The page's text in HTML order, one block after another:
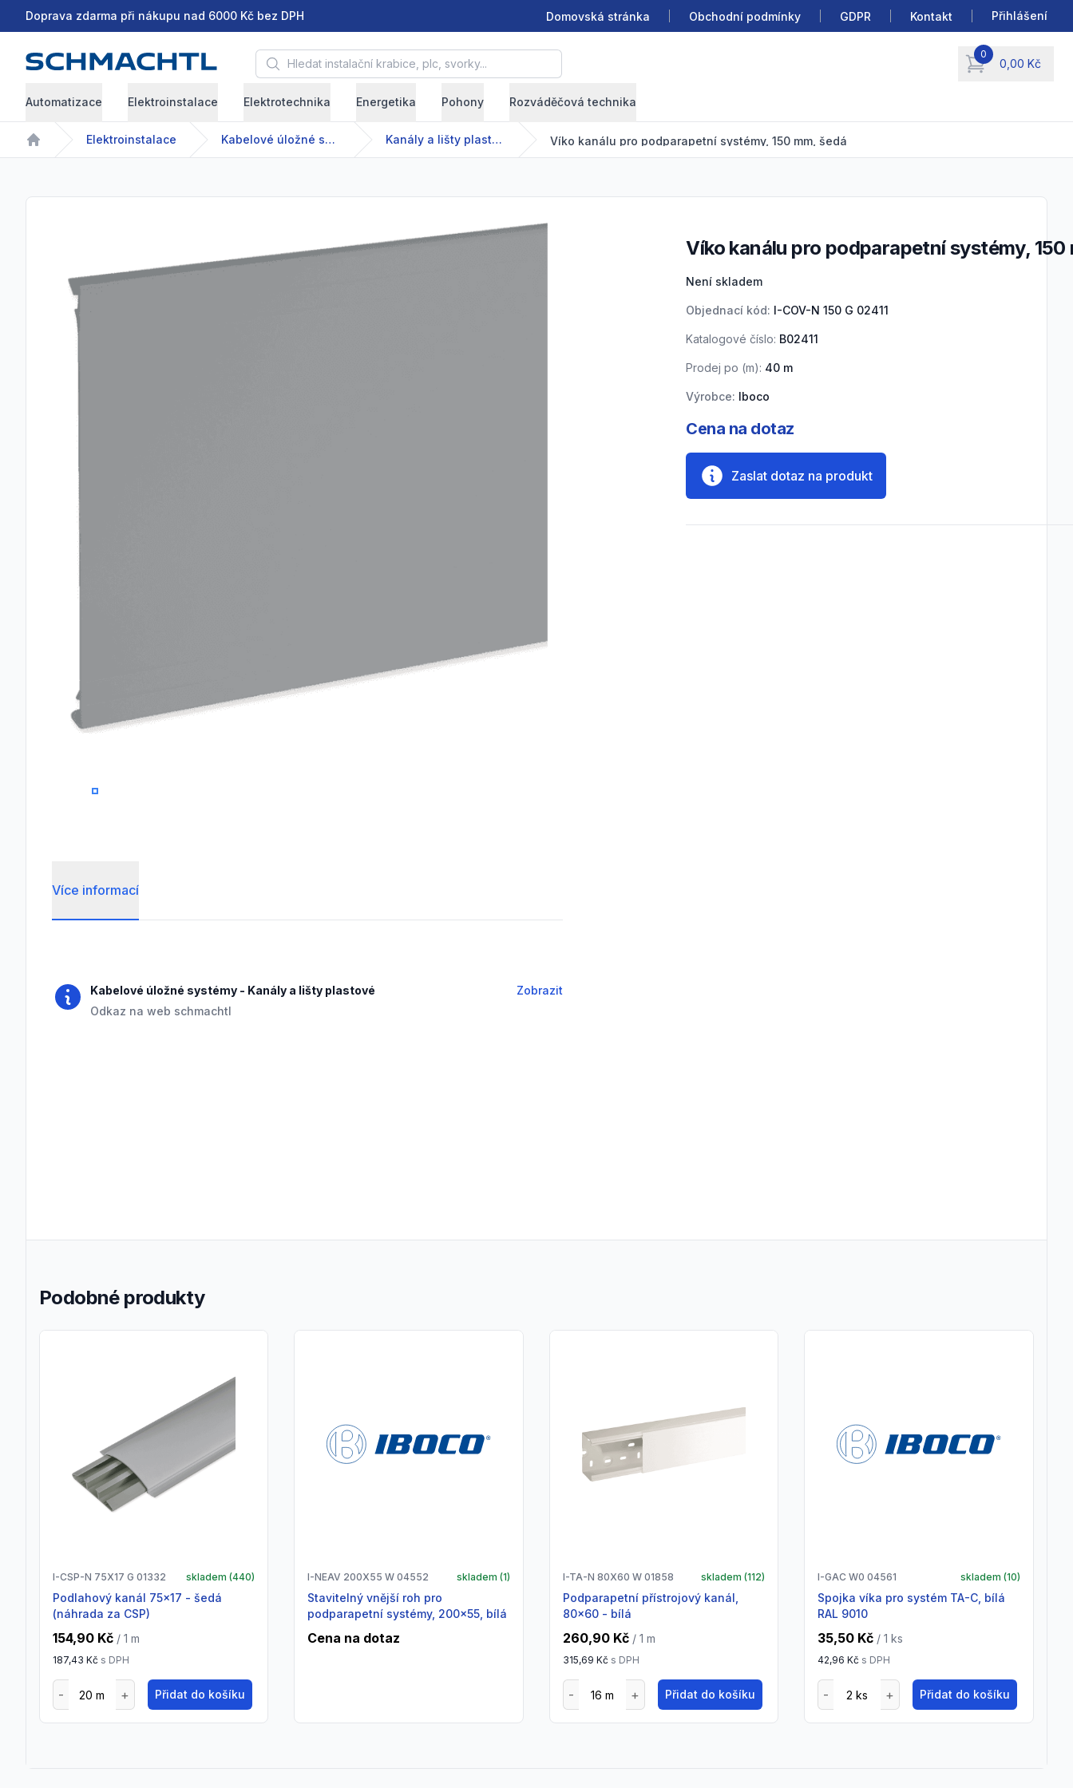
Doprava zdarma při nákupu nad 6000 Kč bez DPH Domovská stránka Obchodní podmínky GDPR Kontakt Přihlášení
Hledat instalační krabice, plc, svorky... 0
0,00 Kč
items in cart, view
Automatizace Elektroinstalace Elektrotechnika Energetika Pohony Rozváděčová technika
Home
Elektroinstalace Kabelové úložné systémy Kanály a lišty plastové Víko kanálu pro podparapetní systémy, 150 mm, šedá
0
Víko kanálu pro podparapetní systémy, 150
Není skladem
Objednací kód: I-COV-N 150 G 02411
Katalogové číslo: B02411
Prodej po (m): 40 m
Výrobce: Iboco
Cena na dotaz
Zaslat dotaz na produkt
Více informací
Kabelové úložné systémy - Kanály a lišty plastové
Odkaz na web schmachtl
Zobrazit
Podobné produkty
I-CSP-N 75X17 G 01332 skladem (440)
Podlahový kanál 75x17 - šedá
(náhrada za CSP)
154,90 Kč / 1 m
187,43 Kč s DPH
Přidat do košíku
I-NEAV 200X55 W 04552 skladem (1)
Stavitelný vnější roh pro
podparapetní systémy, 200x55, bílá
Cena na dotaz
I-TA-N 80X60 W 01858 skladem (112)
Podparapetní přístrojový kanál,
80x60 - bílá
260,90 Kč / 1 m
315,69 Kč s DPH
Přidat do košíku
I-GAC W0 04561 skladem (10)
Spojka víka pro systém TA-C, bílá
RAL 9010
35,50 Kč / 1 ks
42,96 Kč s DPH
Přidat do košíku